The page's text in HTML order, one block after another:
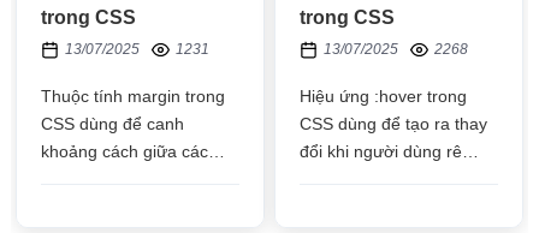
trong CSS
13/07/2025 1231
Thuộc tính margin trong
CSS dùng để canh
khoảng cách giữa các
trong CSS
13/07/2025 2268
Hiệu ứng :hover trong
CSS dùng để tạo ra thay
đổi khi người dùng rê